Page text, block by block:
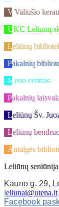
V.Valiušio
UKC Leliūnų
Leliūnų
Pakalnių
Meno centras
Pakalnių
Leliūnų Šv.
Leliūnų
Antalgės
Leliūnų seniūnija
Kauno g. 29,
leliunai@utena.lt
Facebook